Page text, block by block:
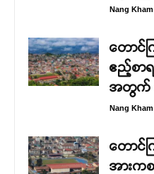
Nang
တောင်
ဧည့်စာရ
အတွက်
Nang
တောင်
အားကစ